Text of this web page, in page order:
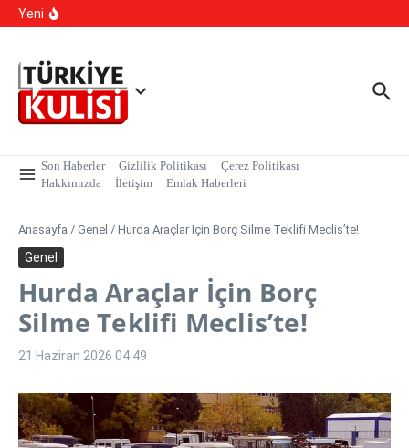
İçeriğe atla
Yeni
Muayenede Branş Sayısı Artırıldı
Son Haberler Gizlilik Politikası
Çerez Politikası
Hakkımızda
İletişim Emlak Haberleri
Anasayfa / Genel / Hurda Araçlar İçin Borç Silme Teklifi Meclis’te!
Genel
Hurda Araçlar İçin Borç
Silme Teklifi Meclis’te!
21 Haziran 2026 04:49